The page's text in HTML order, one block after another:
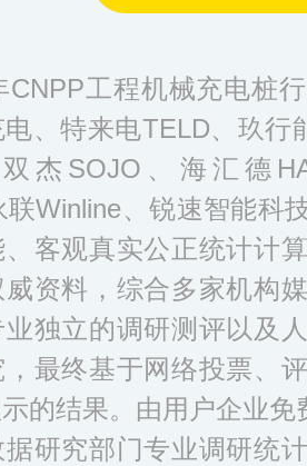
CNPP工程机械充电桩
、特来电TELD、玖行
杰SOJO、海汇德
联Winline、锐速智能科
客观真实公正统计计
资料，综合多家机构
独立的调研测评以及
最终基于网络投票、
的结果。由用户企业
研究部门专业调研统